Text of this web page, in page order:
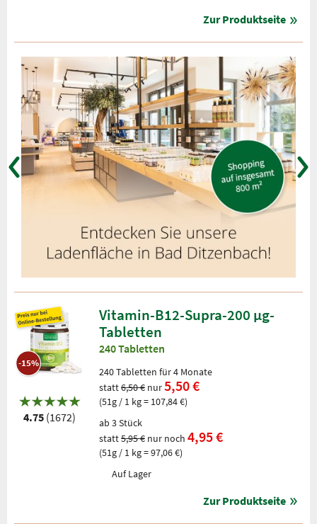
Zur Produktseite
-15%
4.75 (1672)
Vitamin-B12-Supra-200 µg-
Tabletten
240 Tabletten
240 Tabletten für 4 Monate
statt6,50 € nur5,50 €
(51g / 1 kg = 107,84 €)
ab 3 Stück
statt5,95 € nur noch 4,95 €
(51g / 1 kg = 97,06 €)
Auf Lager
Zur Produktseite